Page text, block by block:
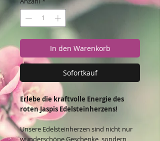
In den Warenkorb
Sofortkauf
Erlebe die kraftvolle Energie des
roten Jaspis Edelsteinherzens!
Unsere Edelsteinherzen sind nicht nur
wunderschöne Geschenke, sondern